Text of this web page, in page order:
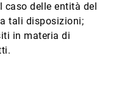
caso delle entità del
tali disposizioni;
in materia di